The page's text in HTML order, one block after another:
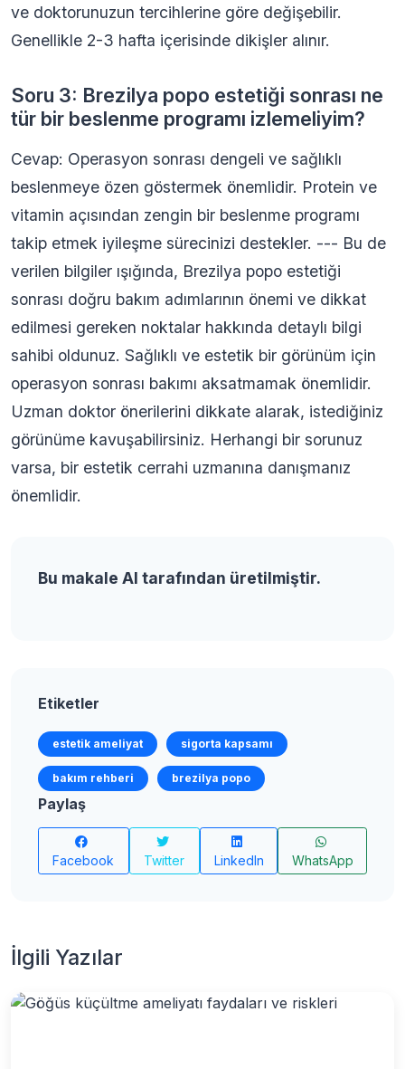
ve doktorunuzun tercihlerine göre değişebilir.
Genellikle 2-3 hafta içerisinde dikişler alınır.
Soru 3: Brezilya popo estetiği sonrası ne
tür bir beslenme programı izlemeliyim?
Cevap: Operasyon sonrası dengeli ve sağlıklı
beslenmeye özen göstermek önemlidir. Protein ve
vitamin açısından zengin bir beslenme programı
takip etmek iyileşme sürecinizi destekler. --- Bu de
verilen bilgiler ışığında, Brezilya popo estetiği
sonrası doğru bakım adımlarının önemi ve dikkat
edilmesi gereken noktalar hakkında detaylı bilgi
sahibi oldunuz. Sağlıklı ve estetik bir görünüm için
operasyon sonrası bakımı aksatmamak önemlidir.
Uzman doktor önerilerini dikkate alarak, istediğiniz
görünüme kavuşabilirsiniz. Herhangi bir sorunuz
varsa, bir estetik cerrahi uzmanına danışmanız
önemlidir.
Bu makale AI tarafından üretilmiştir.
Etiketler
estetik ameliyat sigorta kapsamı
bakım rehberi brezilya popo
Paylaş
Facebook Twitter LinkedIn WhatsApp
İlgili Yazılar